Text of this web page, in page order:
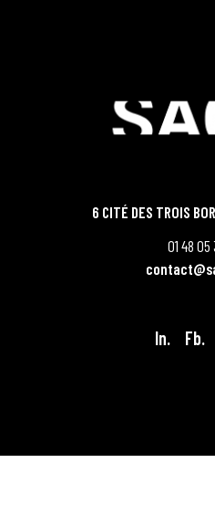
6 CITÉ DES TROIS
01 48 05
In. Fb.